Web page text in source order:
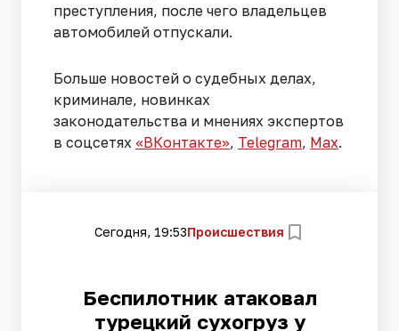
преступления, после чего владельцев
автомобилей отпускали.
Больше новостей о судебных делах,
криминале, новинках
законодательства и мнениях экспертов
в соцсетях «ВКонтакте», Telegram, Мах.
Сегодня, 19:53Происшествия
Беспилотник атаковал
турецкий сухогруз у